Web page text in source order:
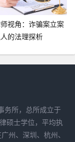
视角：诈骗案立案
的法理探析
务所，总所成立于
硕士学位，平均执
州、深圳、杭州、